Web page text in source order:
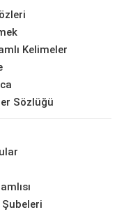
Kelimeler
Sözlüğü